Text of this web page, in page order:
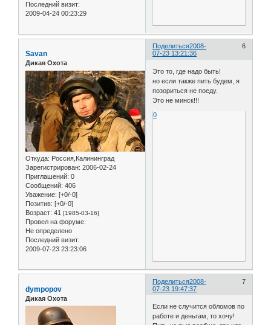
Последний визит:
2009-04-24 00:23:29
Поделиться 6
2008-
07-23 13:21:36
Savan
Дикая Охота
Откуда: Россия,Калининград
Зарегистрирован: 2006-02-24
Приглашений: 0
Сообщений: 406
Уважение: [+0/-0]
Позитив: [+0/-0]
Возраст: 41 [1985-03-16]
Провел на форуме:
Не определено
Последний визит:
2009-07-23 23:23:06
Это то, где надо быть!
но если также пить будем, я
позориться не поеду.
Это не минск!!!
0
Поделиться 7
2008-
07-23 19:47:37
dympopov
Дикая Охота
Если не случится обломов по
работе и деньгам, то хочу!